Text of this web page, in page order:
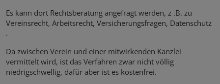
Es kann dort Rechtsberatung angefragt werden, z .B. zu
Vereinsrecht, Arbeitsrecht, Versicherungsfragen, Datenschutz
.
Da zwischen Verein und einer mitwirkenden Kanzlei
vermittelt wird, ist das Verfahren zwar nicht völlig
niedrigschwellig, dafür aber ist es kostenfrei.